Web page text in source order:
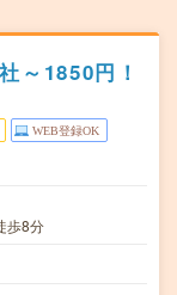
～1850円！
WEB登録OK
歩8分